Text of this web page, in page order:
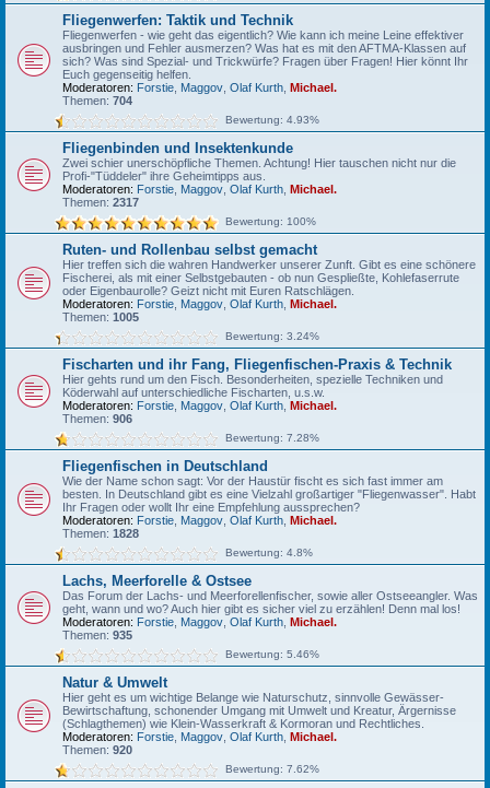
Fliegenwerfen: Taktik und Technik
Fliegenwerfen - wie geht das eigentlich? Wie kann ich meine Leine effektiver
ausbringen und Fehler ausmerzen? Was hat es mit den AFTMA-Klassen auf
sich? Was sind Spezial- und Trickwürfe? Fragen über Fragen! Hier könnt Ihr
Euch gegenseitig helfen.
Moderatoren: Forstie Maggov Olaf Kurth
Michael.
Themen: 704
Bewertung: 4.93%
Fliegenbinden und Insektenkunde
Zwei schier unerschöpfliche Themen. Achtung! Hier tauschen nicht nur die
Profi-"Tüddeler" ihre Geheimtipps aus.
Moderatoren: Forstie Maggov Olaf Kurth
Michael.
Themen: 2317
Bewertung: 100%
Ruten- und Rollenbau selbst gemacht
Hier treffen sich die wahren Handwerker unserer Zunft. Gibt es eine schönere
Fischerei, als mit einer Selbstgebauten - ob nun Gespließte, Kohlefaserrute
oder Eigenbaurolle? Geizt nicht mit Euren Ratschlägen.
Moderatoren: Forstie Maggov Olaf Kurth
Michael.
Themen: 1005
Bewertung: 3.24%
Fischarten und ihr Fang, Fliegenfischen-Praxis & Technik
Hier gehts rund um den Fisch. Besonderheiten, spezielle Techniken und
Köderwahl auf unterschiedliche Fischarten, u.s.w.
Moderatoren: Forstie Maggov Olaf Kurth
Michael.
Themen: 906
Bewertung: 7.28%
Fliegenfischen in Deutschland
Wie der Name schon sagt: Vor der Haustür fischt es sich fast immer am
besten. In Deutschland gibt es eine Vielzahl großartiger "Fliegenwasser". Habt
Ihr Fragen oder wollt Ihr eine Empfehlung aussprechen?
Moderatoren: Forstie Maggov Olaf Kurth
Michael.
Themen: 1828
Bewertung: 4.8%
Lachs, Meerforelle & Ostsee
Das Forum der Lachs- und Meerforellenfischer, sowie aller Ostseeangler. Was
geht, wann und wo? Auch hier gibt es sicher viel zu erzählen! Denn mal los!
Moderatoren: Forstie Maggov Olaf Kurth
Michael.
Themen: 935
Bewertung: 5.46%
Natur & Umwelt
Hier geht es um wichtige Belange wie Naturschutz, sinnvolle Gewässer-
Bewirtschaftung, schonender Umgang mit Umwelt und Kreatur, Ärgernisse
(Schlagthemen) wie Klein-Wasserkraft & Kormoran und Rechtliches.
Moderatoren: Forstie Maggov Olaf Kurth
Michael.
Themen: 920
Bewertung: 7.62%